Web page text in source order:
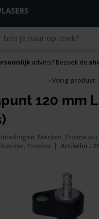
advies? Bezoek de
‹ Vorig product
120 mm
, Merken, Prisma
houder, Pronivo | Artikelnr.: